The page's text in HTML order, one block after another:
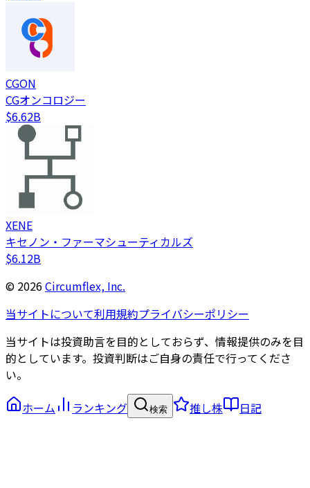
CGON
CGオンコロジー
$6.62B
XENE
キセノン・ファーマシューティカルズ
$6.12B
© 2026Circumflex, Inc.
当サイトについて利用規約プライバシーポリシー
当サイトは投資助言を目的としておらず、情報提供のみを目
的としています。投資判断はご自身の責任で行ってくださ
い。
ホーム
ランキング 検索 推し株 日記